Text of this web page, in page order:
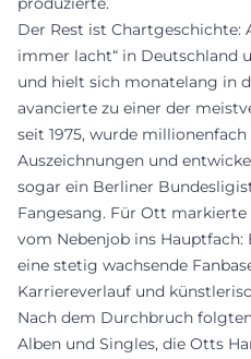
Der Rest ist Chartgeschichte:
immer lacht“ in Deutschland
und hielt sich monatelang in
avancierte zu einer der
seit 1975, wurde
Auszeichnungen und
sogar ein Berliner
Fangesang. Für Ott
vom Nebenjob ins Hauptfach:
eine stetig wachsende
Karriereverlauf und
Nach dem Durchbruch
Alben und Singles, die Otts